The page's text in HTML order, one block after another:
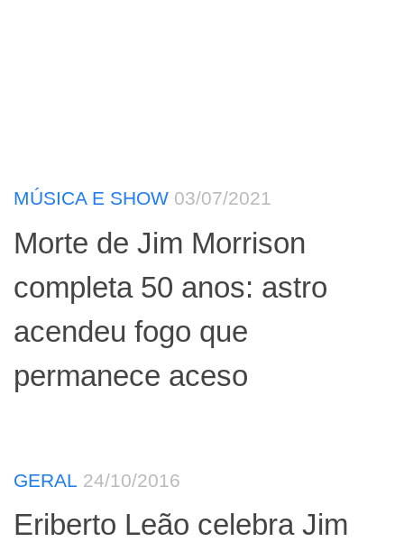
MÚSICA E SHOW 03/07/2021
Morte de Jim Morrison
completa 50 anos: astro
acendeu fogo que
permanece aceso
GERAL 24/10/2016
Eriberto Leão celebra Jim